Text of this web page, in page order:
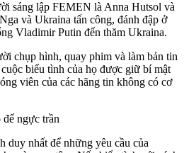
sáng lập FEMEN là Anna Hutsol và
và Ukraina tấn công, đánh đập ở
Vladimir Putin đến thăm Ukraina.
chụp hình, quay phim và làm bản tin
biểu tình của họ được giữ bí mật
viên của các hãng tin không có cơ
ngực trần
duy nhất để những yêu cầu của